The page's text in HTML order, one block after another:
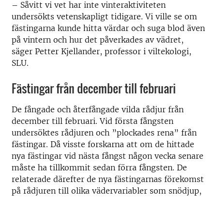
– Såvitt vi vet har inte vinteraktiviteten
undersökts vetenskapligt tidigare. Vi ville se om
fästingarna kunde hitta värdar och suga blod även
på vintern och hur det påverkades av vädret,
säger Petter Kjellander, professor i viltekologi,
SLU.
Fästingar från december till februari
De fångade och återfångade vilda rådjur från
december till februari. Vid första fångsten
undersöktes rådjuren och ”plockades rena” från
fästingar. Då visste forskarna att om de hittade
nya fästingar vid nästa fångst någon vecka senare
måste ha tillkommit sedan förra fångsten. De
relaterade därefter de nya fästingarnas förekomst
på rådjuren till olika vädervariabler som snödjup,